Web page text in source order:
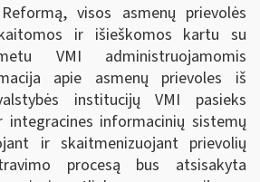
visos asmenų prievolės
ir išieškomos kartu su
VMI administruojamomis
apie asmenų prievoles iš
institucijų VMI pasieks
informacinių sistemų
ir skaitmenizuojant prievolių
procesą bus atsisakyta